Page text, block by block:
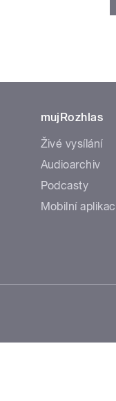
mujRozhlas
Živé vysílání
Audioarchiv
Podcasty
Mobilní